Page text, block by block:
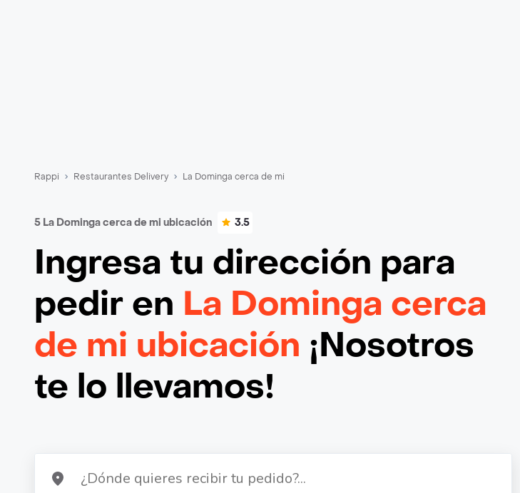
Rappi Restaurantes Delivery La Dominga cerca de mi
5 La Dominga cerca de mi ubicación 3.5
Ingresa tu dirección para
pedir en La Dominga cerca
de mi ubicación ¡Nosotros
te lo llevamos!